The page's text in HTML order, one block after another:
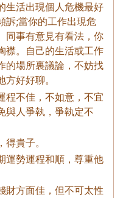
生活出現個人危機最好
訴;當你的工作出現危
同事有意見有看法，你
襟。自己的生活或工作
的場所裏議論，不妨找
好好聊。
程不佳，不如意，不宜
與人爭執，爭執定不
貴子。
運勢運程和順，尊重他
財方面佳，但不可太性